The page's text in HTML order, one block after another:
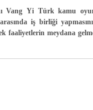
Vang Yi Türk kamu
iş birliği
faaliyetlerin meydana